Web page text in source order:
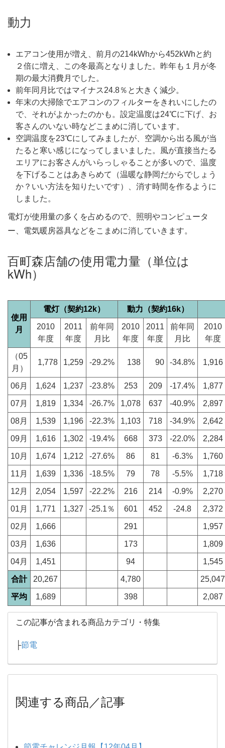
動力
エアコン使用が増え、前月の214kWhから452kWhと約
２倍に増え、この冬最高となりました。昨年も１月が冬
期の最大消費月でした。
前年同月比ではマイナス24.8％と大きく減少。
年末の大掃除でエアコンのフィルターをきれいにしたの
で、それがよかったのかも。設定温度は24℃に下げ、お
客さんのいない時などこまめに消しています。
空調温度を23℃にしてみましたが、空調から出る風が当
たると寒い感じになってしまいました。風が直接当たる
エリアにお客さんがいらっしゃることが多いので、温度
を下げることはあきらめて（温暖な静岡だからでしょう
か？いい方法を知りたいです）、消す時間を作るように
しました。
電灯が使用量の多くを占めるので、照明やコンピュータ
ー、電気暖房器具などをこまめに消していきます。
百町森店舗の使用電力量（単位は
kWh）
使用
月
電灯（契約12k） 動力（契約16k）
2010
年度
2011
年度
前年同
月比
2010
年度
2011
年度
前年同
月比
2010
年度
（05
月）
1,778 1,259 -29.2% 138 90 -34.8% 1,916
06月 1,624 1,237 -23.8% 253 209 -17.4% 1,877
07月 1,819 1,334 -26.7% 1,078 637 -40.9% 2,897
08月 1,539 1,196 -22.3% 1,103 718 -34.9% 2,642
09月 1,616 1,302 -19.4% 668 373 -22.0% 2,284
10月 1,674 1,212 -27.6% 86 81 -6.3% 1,760
11月 1,639 1,336 -18.5% 79 78 -5.5% 1,718
12月 2,054 1,597 -22.2% 216 214 -0.9% 2,270
01月 1,771 1,327 -25.1％ 601 452 -24.8 2,372
02月 1,666 291 1,957
03月 1,636 173 1,809
04月 1,451 94 1,545
合計 20,267 4,780 25,047
平均 1,689 398 2,087
この記事が含まれる商品カテゴリ・特集
├節電
関連する商品／記事